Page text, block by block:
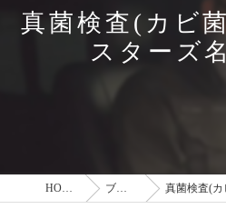
真菌検査(カビ
スターズ
HOME ブログ 真菌検査(カ